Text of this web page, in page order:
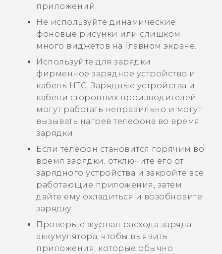
приложений.
Не используйте динамические
фоновые рисунки или слишком
много виджетов на Главном экране.
Используйте для зарядки
фирменное зарядное устройство и
кабель HTC. Зарядные устройства и
кабели сторонних производителей
могут работать неправильно и могут
вызывать нагрев телефона во время
зарядки.
Если телефон становится горячим во
время зарядки, отключите его от
зарядного устройства и закройте все
работающие приложения, затем
дайте ему охладиться и возобновите
зарядку.
Проверьте журнал расхода заряда
аккумулятора, чтобы выявить
приложения, которые обычно